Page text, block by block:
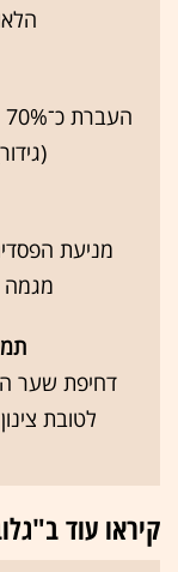
(גידור),
מניעת
מגמה
דחיפת שער
לטובת
קיראו עוד